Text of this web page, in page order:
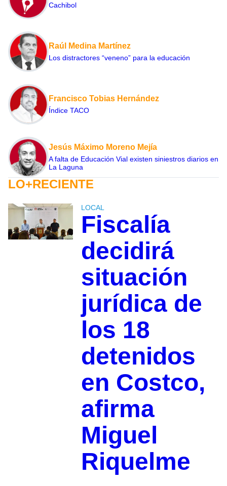
Cachibol
Raúl Medina Martínez
Los distractores “veneno” para la educación
Francisco Tobias Hernández
Índice TACO
Jesús Máximo Moreno Mejía
A falta de Educación Vial existen siniestros diarios en
La Laguna
LO+RECIENTE
LOCAL
Fiscalía
decidirá
situación
jurídica de
los 18
detenidos
en Costco,
afirma
Miguel
Riquelme